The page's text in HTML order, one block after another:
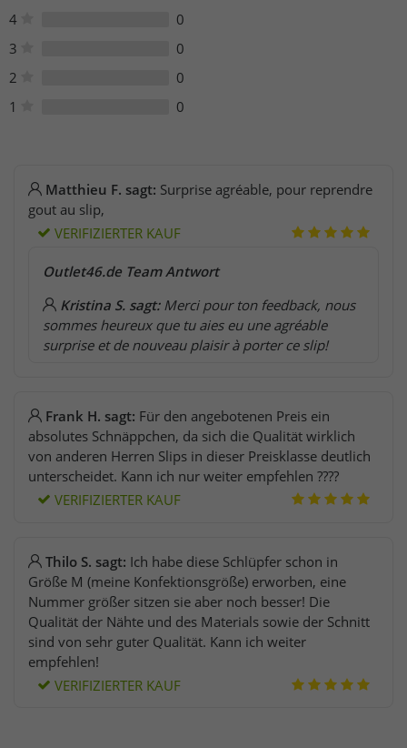
4
0
3
0
2
0
1
0
Matthieu F. sagt: Surprise agréable, pour reprendre
gout au slip,
VERIFIZIERTER KAUF
Outlet46.de Team Antwort
Kristina S. sagt: Merci pour ton feedback, nous
sommes heureux que tu aies eu une agréable
surprise et de nouveau plaisir à porter ce slip!
Frank H. sagt: Für den angebotenen Preis ein
absolutes Schnäppchen, da sich die Qualität wirklich
von anderen Herren Slips in dieser Preisklasse deutlich
unterscheidet. Kann ich nur weiter empfehlen ????
VERIFIZIERTER KAUF
Thilo S. sagt: Ich habe diese Schlüpfer schon in
Größe M (meine Konfektionsgröße) erworben, eine
Nummer größer sitzen sie aber noch besser! Die
Qualität der Nähte und des Materials sowie der Schnitt
sind von sehr guter Qualität. Kann ich weiter
empfehlen!
VERIFIZIERTER KAUF